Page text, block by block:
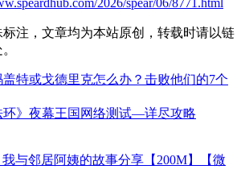
2026/spear/06/8771.html
标注，文章均为本站原创，转载时请以链
盖特或戈德里克怎么办？击败他们的7个
环》夜幕王国网络测试—详尽攻略
我与邻居阿姨的故事分享【200M】【微